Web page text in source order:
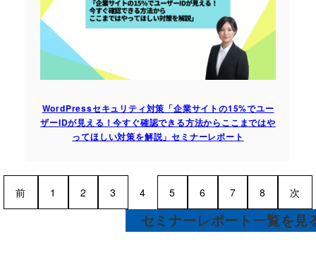
WordPressセキュリティ対策「企業サイトの15%でユー
ザーIDが見える！今すぐ確認できる方法からここまではや
ってほしい対策を解説」セミナーレポート
前 1 2 3 4 5 6 7 8 次
セミナーレポート一覧を見